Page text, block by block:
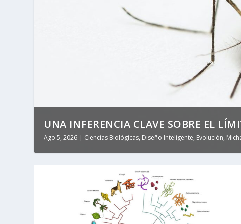
UNA INFERENCIA CLAVE SOBRE EL
Ago 5, 2026 | Ciencias Biológicas, Diseño Inteligente, Evolución,